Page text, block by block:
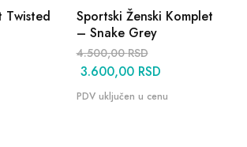
Twisted
Sportski Ženski Komplet
– Snake Grey
4.500,00RSD
3.600,00 RSD